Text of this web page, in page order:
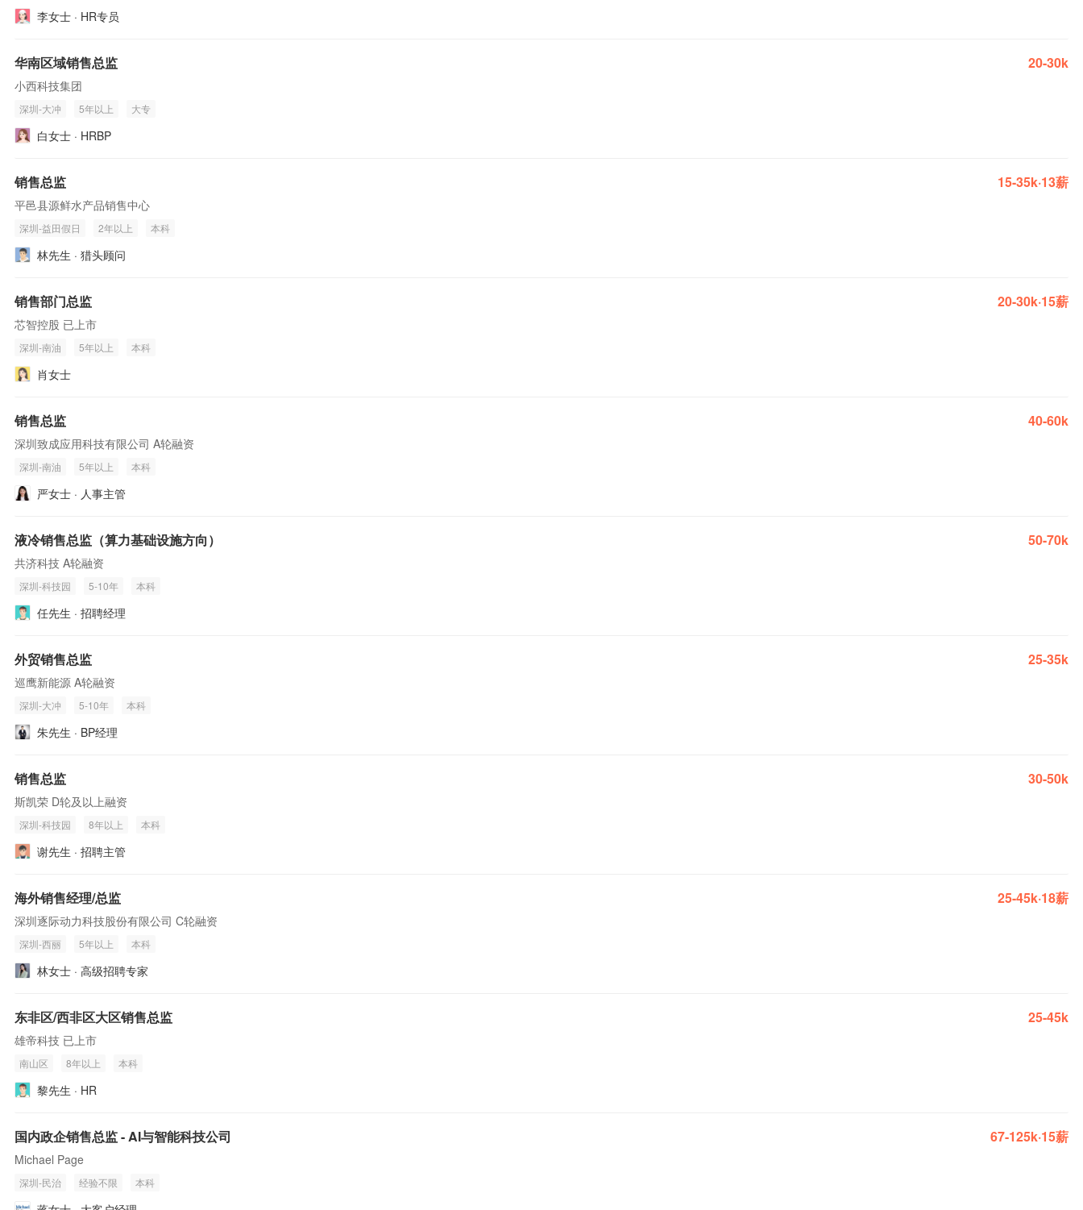
李女士 · HR专员
华南区域销售总监 20-30k
小西科技集团
深圳-大冲 5年以上 大专
白女士 · HRBP
销售总监 15-35k·13薪
平邑县源鲜水产品销售中心
深圳-益田假日 2年以上 本科
林先生 · 猎头顾问
销售部门总监 20-30k·15薪
芯智控股 已上市
深圳-南油 5年以上 本科
肖女士
销售总监 40-60k
深圳致成应用科技有限公司 A轮融资
深圳-南油 5年以上 本科
严女士 · 人事主管
液冷销售总监（算力基础设施方向） 50-70k
共济科技 A轮融资
深圳-科技园 5-10年 本科
任先生 · 招聘经理
外贸销售总监 25-35k
巡鹰新能源 A轮融资
深圳-大冲 5-10年 本科
朱先生 · BP经理
销售总监 30-50k
斯凯荣 D轮及以上融资
深圳-科技园 8年以上 本科
谢先生 · 招聘主管
海外销售经理/总监 25-45k·18薪
深圳逐际动力科技股份有限公司 C轮融资
深圳-西丽 5年以上 本科
林女士 · 高级招聘专家
东非区/西非区大区销售总监 25-45k
雄帝科技 已上市
南山区 8年以上 本科
黎先生 · HR
国内政企销售总监 - AI与智能科技公司 67-125k·15薪
Michael Page
深圳-民治 经验不限 本科